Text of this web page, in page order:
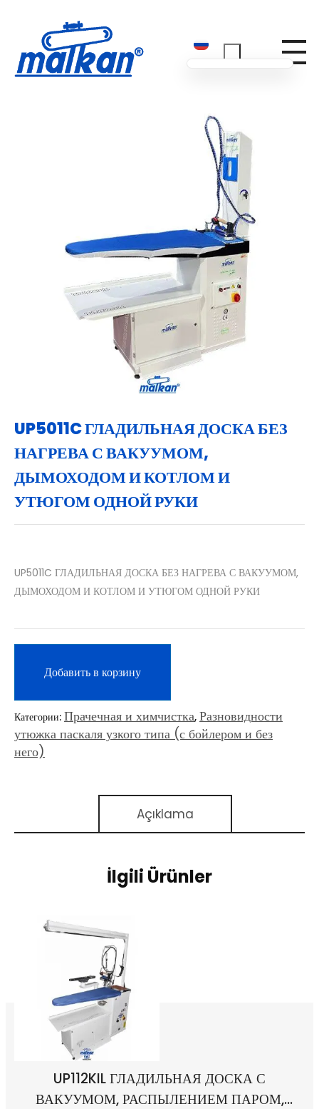
UP5011C ГЛАДИЛЬНАЯ ДОСКА БЕЗ
НАГРЕВА С ВАКУУМОМ,
ДЫМОХОДОМ И КОТЛОМ И
УТЮГОМ ОДНОЙ РУКИ
UP5011C ГЛАДИЛЬНАЯ ДОСКА БЕЗ НАГРЕВА С ВАКУУМОМ,
ДЫМОХОДОМ И КОТЛОМ И УТЮГОМ ОДНОЙ РУКИ
Добавить в корзину
Категории: Прачечная и химчистка, Разновидности
утюжка паскаля узкого типа (с бойлером и без
него)
Açıklama
İlgili Ürünler
UP112KIL ГЛАДИЛЬНАЯ ДОСКА С
ВАКУУМОМ, РАСПЫЛЕНИЕМ ПАРОМ,